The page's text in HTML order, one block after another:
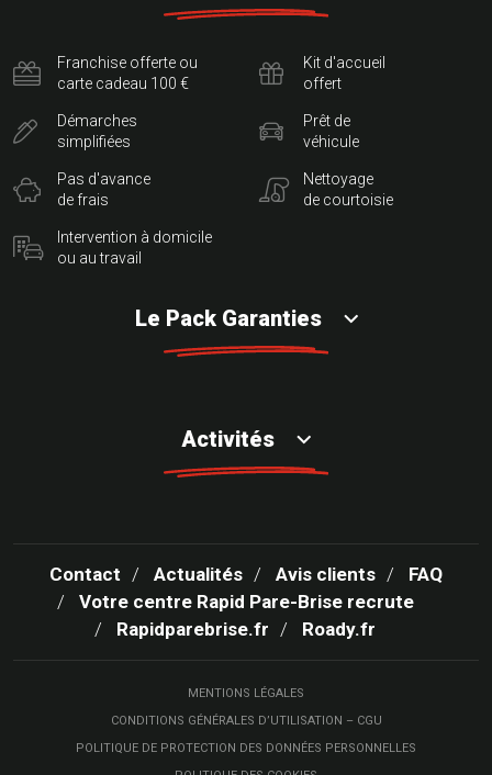
Franchise offerte ou
carte cadeau 100 €
Démarches
simplifiées
Pas d'avance
de frais
Intervention à domicile
ou au travail
Kit d'accueil
offert
Prêt de
véhicule
Nettoyage
de courtoisie
Le Pack Garanties
Activités
Contact Actualités Avis clients
FAQ
Votre centre Rapid Pare-Brise recrute
Rapidparebrise.fr
Roady.fr
MENTIONS LÉGALES
CONDITIONS GÉNÉRALES D’UTILISATION – CGU
POLITIQUE DE PROTECTION DES DONNÉES PERSONNELLES